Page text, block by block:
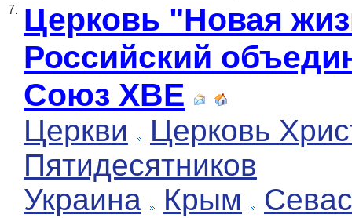
7. Церковь "Новая
Российский
Союз ХВЕ
Церкви
Церковь
Пятидесятников
Украина
Крым